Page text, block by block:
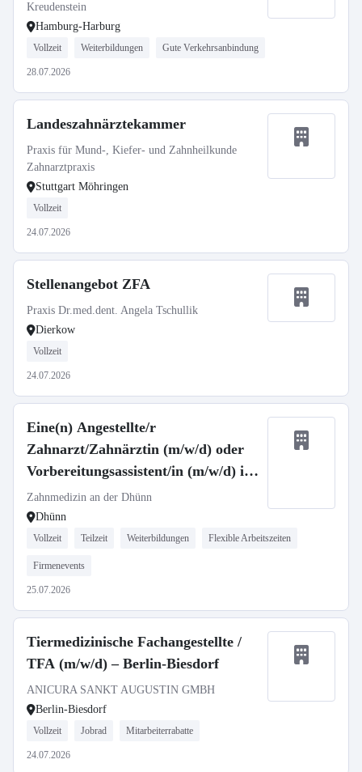
Kreudenstein
Hamburg-Harburg
Vollzeit Weiterbildungen Gute Verkehrsanbindung
28.07.2026
Landeszahnärztekammer
Praxis für Mund-, Kiefer- und Zahnheilkunde
Zahnarztpraxis
Stuttgart Möhringen
Vollzeit
24.07.2026
Stellenangebot ZFA
Praxis Dr.med.dent. Angela Tschullik
Dierkow
Vollzeit
24.07.2026
Eine(n) Angestellte/r
Zahnarzt/Zahnärztin (m/w/d) oder
Vorbereitungsassistent/in (m/w/d) in
Voll- oder Teilzeit
Zahnmedizin an der Dhünn
Dhünn
Vollzeit Teilzeit Weiterbildungen Flexible Arbeitszeiten
Firmenevents
25.07.2026
Tiermedizinische Fachangestellte /
TFA (m/w/d) – Berlin-Biesdorf
ANICURA SANKT AUGUSTIN GMBH
Berlin-Biesdorf
Vollzeit Jobrad Mitarbeiterrabatte
24.07.2026